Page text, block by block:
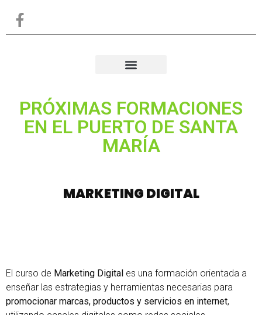
PRÓXIMAS FORMACIONES
EN EL PUERTO DE SANTA
MARÍA
MARKETING DIGITAL
El curso de Marketing Digital es una formación orientada a
enseñar las estrategias y herramientas necesarias para
promocionar marcas, productos y servicios en internet,